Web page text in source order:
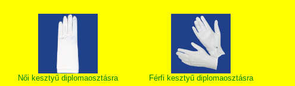
Női kesztyű diplomaosztásra Férfi kesztyű diplomaosztásra